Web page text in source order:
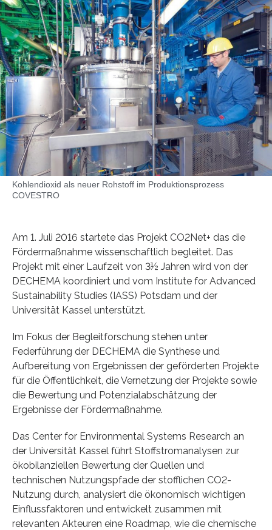
Kohlendioxid als neuer Rohstoff im Produktionsprozess
COVESTRO
Am 1. Juli 2016 startete das Projekt CO2Net+ das die
Fördermaßnahme wissenschaftlich begleitet. Das
Projekt mit einer Laufzeit von 3½ Jahren wird von der
DECHEMA koordiniert und vom Institute for Advanced
Sustainability Studies (IASS) Potsdam und der
Universität Kassel unterstützt.
Im Fokus der Begleitforschung stehen unter
Federführung der DECHEMA die Synthese und
Aufbereitung von Ergebnissen der geförderten Projekte
für die Öffentlichkeit, die Vernetzung der Projekte sowie
die Bewertung und Potenzialabschätzung der
Ergebnisse der Fördermaßnahme.
Das Center for Environmental Systems Research an
der Universität Kassel führt Stoffstromanalysen zur
ökobilanziellen Bewertung der Quellen und
technischen Nutzungspfade der stofflichen CO2-
Nutzung durch, analysiert die ökonomisch wichtigen
Einflussfaktoren und entwickelt zusammen mit
relevanten Akteuren eine Roadmap, wie die chemische